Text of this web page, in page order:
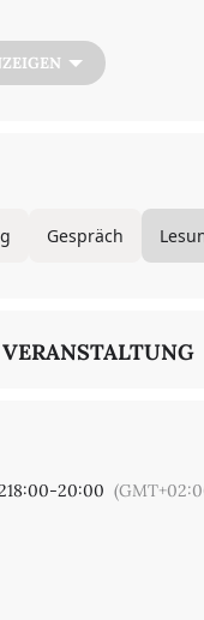
zwischen Artur
und war an zahlreichen
Gespräch
18:00-20:00